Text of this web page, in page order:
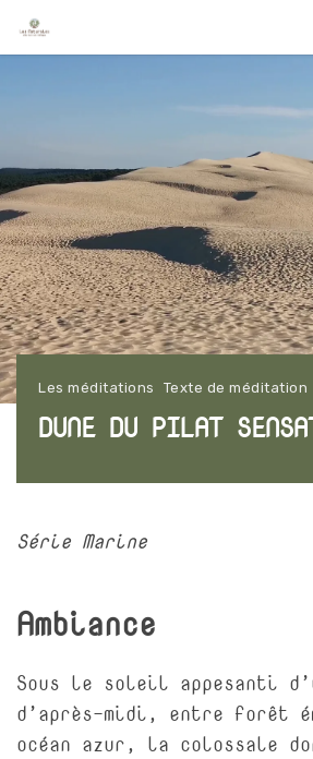
Les méditations Texte de méditation
DUNE DU PILAT
Série Marine
Ambiance
Sous le soleil appesanti
d’après-midi, entre forêt
océan azur, la colossale